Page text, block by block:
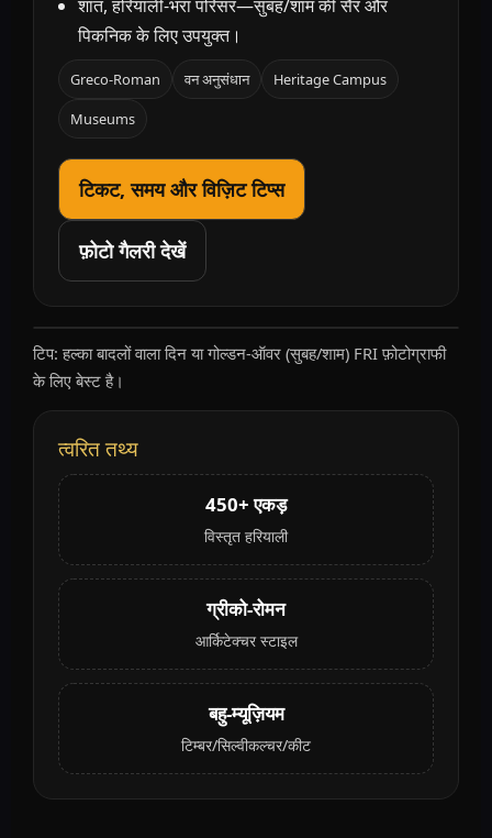
शांत, हरियाली-भरा परिसर—सुबह/शाम की सैर और
पिकनिक के लिए उपयुक्त।
Greco-Roman वन अनुसंधान
Heritage Campus
Museums
टिकट, समय और विज़िट टिप्स
फ़ोटो गैलरी देखें
टिप: हल्का बादलों वाला दिन या गोल्डन-ऑवर (सुबह/शाम) FRI फ़ोटोग्राफी
के लिए बेस्ट है।
त्वरित तथ्य
450+ एकड़
विस्तृत हरियाली
ग्रीको-रोमन
आर्किटेक्चर स्टाइल
बहु-म्यूज़ियम
टिम्बर/सिल्वीकल्चर/कीट